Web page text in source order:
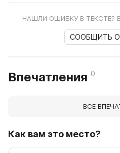
НАШЛИ ОШИБКУ В ТЕКСТЕ?
СООБЩИТЬ
Впечатления 0
ВСЕ
Как вам это место?